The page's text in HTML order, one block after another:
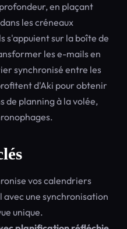
en plaçant
les créneaux
s'appuient sur la boîte de
les e-mails en
synchronisé entre les
d'Aki pour obtenir
de planning à la volée,
vos calendriers
une synchronisation
unique.